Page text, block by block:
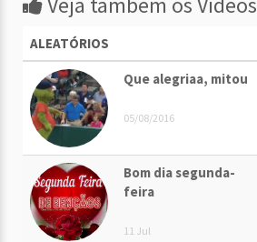
ALEATÓRIOS
Que alegriaa, mitou
05/08/2016
Bom dia segunda-
feira
11 Jul